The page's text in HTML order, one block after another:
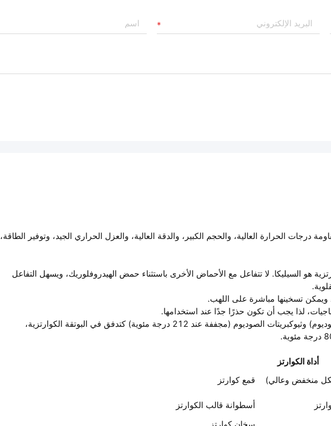
درجات الحرارة العالية، والحجم الكبير، والدقة العالية، والعزل الحراري الجيد، وتوفير الطاقة،
هو السيليكا. لا تتفاعل مع الأحماض الأخرى باستثناء حمض الهيدروفلوريك، ويسهل التفاعل
ويمكن تسخينها مباشرة على اللهب.
لذا يجب أن تكون حذرًا جدًا عند استخدامها.
يمكن استخدام بيسلفات البوتاسيوم (الصوديوم) وثيوكبريتات الصوديوم (مجففة عند 212 درجة مئوية) كتدفق في البوتقة الكوارتزية،
أداة الكوارتز
منخفض وعالي)
قمع كوارتز
أسطوانة قالب الكوارتز
سخان كوارتز